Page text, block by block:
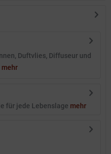
Duftvlies, Diffuseur und
mehr
für jede Lebenslage mehr